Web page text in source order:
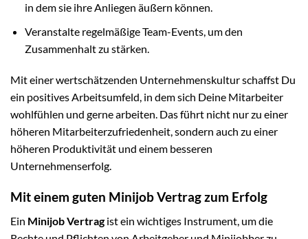
in dem sie ihre Anliegen äußern können.
Veranstalte regelmäßige Team-Events, um den
Zusammenhalt zu stärken.
Mit einer wertschätzenden Unternehmenskultur schaffst Du
ein positives Arbeitsumfeld, in dem sich Deine Mitarbeiter
wohlfühlen und gerne arbeiten. Das führt nicht nur zu einer
höheren Mitarbeiterzufriedenheit, sondern auch zu einer
höheren Produktivität und einem besseren
Unternehmenserfolg.
Mit einem guten Minijob Vertrag zum Erfolg
Ein Minijob Vertragist ein wichtiges Instrument, um die